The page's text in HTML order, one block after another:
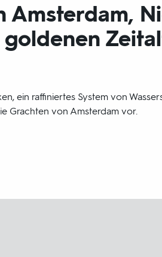
Amsterdam,
ein raffiniertes System von
Grachten von Amsterdam vor.